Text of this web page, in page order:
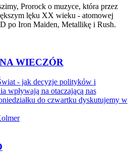
Prorock o muzyce, która przez
lęku XX wieku - atomowej
po Iron Maiden, Metallikę i Rush.
WIECZÓR
- jak decyzje polityków i
wpływają na otaczającą nas
do czwartku dyskutujemy w